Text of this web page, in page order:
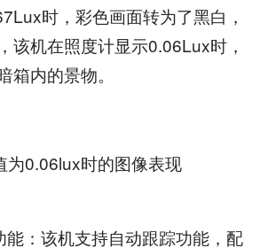
时，彩色画面转为了黑白，
该机在照度计显示0.06Lux时，
箱内的景物。
为0.06lux时的图像表现
：该机支持自动跟踪功能，配